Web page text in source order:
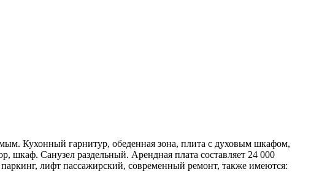
Кухонный гарнитур, обеденная зона, плита с духовым шкафом,
шкаф. Санузел раздельный. Арендная плата составляет 24 000
лифт пассажирский, современный ремонт, также имеются: